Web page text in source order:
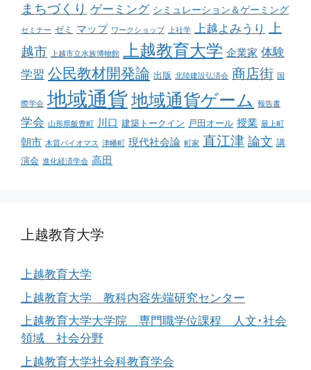
まちづくり ゲーミング シミュレーション＆ゲーミング
セミナー ゼミ マップ ワークショップ 上社学 上越よみうり 上
越市 上越市立水族博物館 上越教育大学 企業家 体験
学習 公民教材開発論 出版 北陸建設弘済会 商店街 国
際学会 地域通貨地域通貨ゲーム 報告書
学会 山形県飯豊町 川口 建築トークイン 戸田オール 授業 最上町
朝市 木質バイオマス 津幡町 現代社会論 町家 直江津 論文 講
演会 進化経済学会 高田
上越教育大学
上越教育大学
上越教育大学 教科内容先端研究センター
上越教育大学大学院 専門職学位課程 人文･社会
領域 社会分野
上越教育大学社会科教育学会